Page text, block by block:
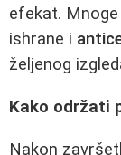
efekat.
ishrane i
željenog
Kako održati
Nakon